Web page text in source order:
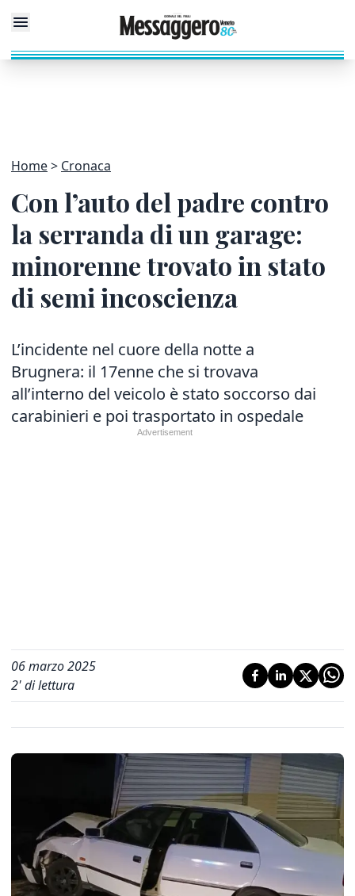
Home Cronaca
Con l’auto del padre contro
la serranda di un garage:
minorenne trovato in stato
di semi incoscienza
L’incidente nel cuore della notte a
Brugnera: il 17enne che si trovava
all’interno del veicolo è stato soccorso dai
carabinieri e poi trasportato in ospedale
06 marzo 2025
2' di lettura